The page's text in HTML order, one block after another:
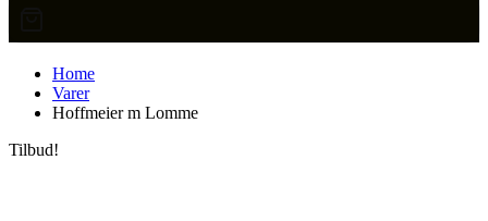
Home
Varer
Hoffmeier m Lomme
Tilbud!